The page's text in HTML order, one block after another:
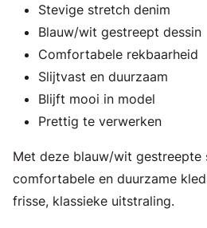
Stevige stretch denim
Blauw/wit gestreept dessin
Comfortabele rekbaarheid
Slijtvast en duurzaam
Blijft mooi in model
Prettig te verwerken
Met deze blauw/wit gestreepte
comfortabele en duurzame
frisse, klassieke uitstraling.